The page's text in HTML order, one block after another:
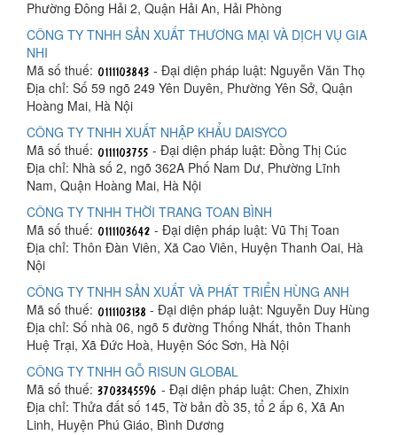
Phường Đông Hải 2, Quận Hải An, Hải Phòng
CÔNG TY TNHH SẢN XUẤT THƯƠNG MẠI VÀ DỊCH VỤ GIA
NHI
Mã số thuế:
- Đại diện pháp luật: Nguyễn Văn Thọ
Địa chỉ: Số 59 ngõ 249 Yên Duyên, Phường Yên Sở, Quận
Hoàng Mai, Hà Nội
CÔNG TY TNHH XUẤT NHẬP KHẨU DAISYCO
Mã số thuế:
- Đại diện pháp luật: Đồng Thị Cúc
Địa chỉ: Nhà số 2, ngõ 362A Phố Nam Dư, Phường Lĩnh
Nam, Quận Hoàng Mai, Hà Nội
CÔNG TY TNHH THỜI TRANG TOAN BÌNH
Mã số thuế:
- Đại diện pháp luật: Vũ Thị Toan
Địa chỉ: Thôn Đàn Viên, Xã Cao Viên, Huyện Thanh Oai, Hà
Nội
CÔNG TY TNHH SẢN XUẤT VÀ PHÁT TRIỂN HÙNG ANH
Mã số thuế:
- Đại diện pháp luật: Nguyễn Duy Hùng
Địa chỉ: Số nhà 06, ngõ 5 đường Thống Nhất, thôn Thanh
Huệ Trại, Xã Đức Hoà, Huyện Sóc Sơn, Hà Nội
CÔNG TY TNHH GỖ RISUN GLOBAL
Mã số thuế:
- Đại diện pháp luật: Chen, Zhixin
Địa chỉ: Thửa đất số 145, Tờ bản đồ 35, tổ 2 ấp 6, Xã An
Linh, Huyện Phú Giáo, Bình Dương